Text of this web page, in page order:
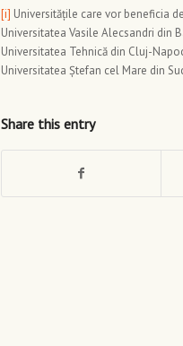
[i] Universitățile care vor beneficia
Universitatea Vasile Alecsandri din
Universitatea Tehnică din Cluj-
Universitatea Ștefan cel Mare din
Share this entry